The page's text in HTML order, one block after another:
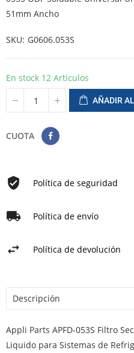
51mm Ancho
SKU G0606.053S
En stock 12 Artículos
AÑADIR
CUOTA
Política de seguridad
Política de envío
Política de devolución
Descripción
Appli Parts APFD-053S Filtro
Liquido para Sistemas de